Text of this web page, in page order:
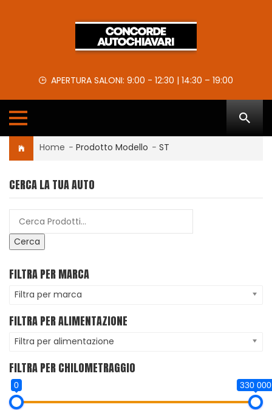
APERTURA SALONI: 9:00 - 12:30 | 14:30 – 19:00
Home - Prodotto Modello - ST
CERCA LA TUA AUTO
Cerca
FILTRA PER MARCA
Filtra per marca
FILTRA PER ALIMENTAZIONE
Filtra per alimentazione
FILTRA PER CHILOMETRAGGIO
0 330 000